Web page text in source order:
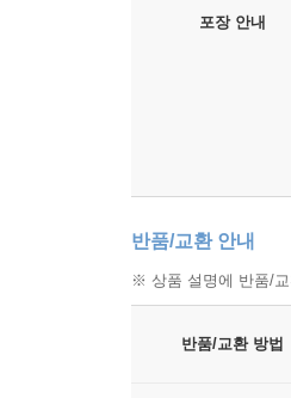
포장 안내
반품/교환 안내
※ 상품 설명에 반품/
반품/교환 방법